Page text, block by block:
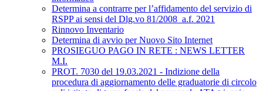
Determina a contrarre per l’affidamento del servizio di
RSPP ai sensi del Dlg.vo 81/2008_a.f. 2021
Rinnovo Inventario
Determina di avvio per Nuovo Sito Internet
PROSIEGUO PAGO IN RETE : NEWS LETTER
M.I.
PROT. 7030 del 19.03.2021 - Indizione della
procedura di aggiornamento delle graduatorie di circolo